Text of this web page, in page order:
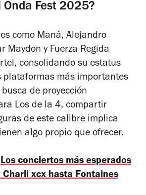
Onda Fest 2025?
como Maná, Alejandro
Maydon y Fuerza Regida
consolidando su estatus
plataformas más importantes
de proyección
Los de la 4, compartir
de este calibre implica
algo propio que ofrecer.
Los conciertos más esperados
xcx hasta Fontaines